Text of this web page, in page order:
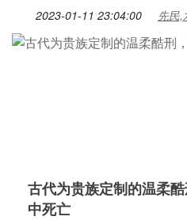
2023-01-11 23:04:00 先民
古代为贵族定制的温柔
中死亡